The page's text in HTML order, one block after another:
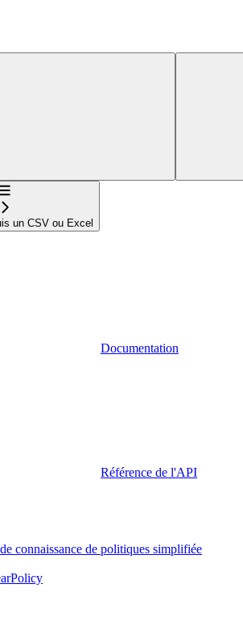
un CSV ou Excel
Documentation
Référence de l'API
connaissance de politiques simplifiée